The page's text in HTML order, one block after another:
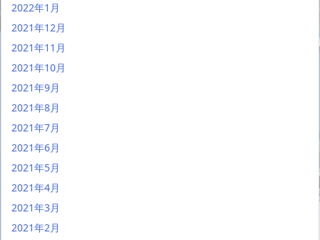
2022年1月
2021年12月
2021年11月
2021年10月
2021年9月
2021年8月
2021年7月
2021年6月
2021年5月
2021年4月
2021年3月
2021年2月